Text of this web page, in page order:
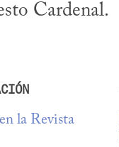
Cardenal.
la Revista